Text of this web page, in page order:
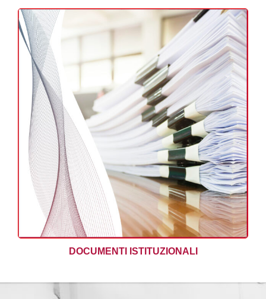
DOCUMENTI ISTITUZIONALI